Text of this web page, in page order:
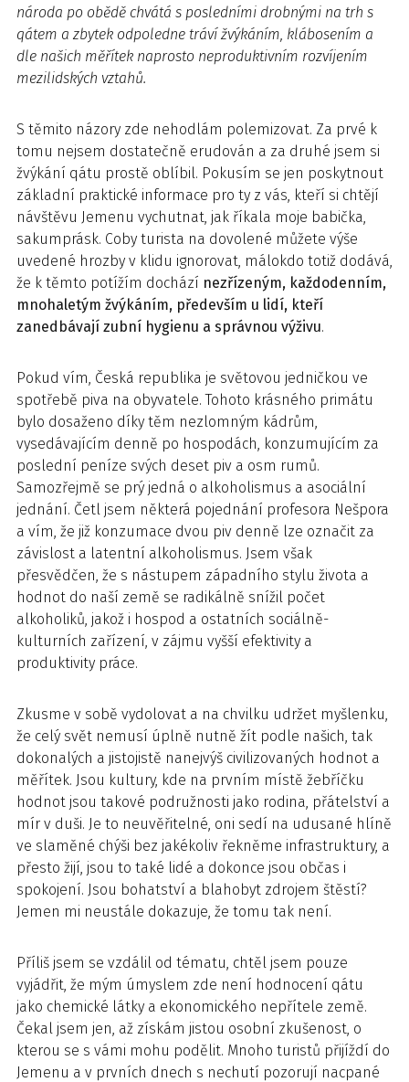
národa po obědě chvátá s posledními drobnými na trh s
qátem a zbytek odpoledne tráví žvýkáním, klábosením a
dle našich měřítek naprosto neproduktivním rozvíjením
mezilidských vztahů.
S těmito názory zde nehodlám polemizovat. Za prvé k
tomu nejsem dostatečně erudován a za druhé jsem si
žvýkání qátu prostě oblíbil. Pokusím se jen poskytnout
základní praktické informace pro ty z vás, kteří si chtějí
návštěvu Jemenu vychutnat, jak říkala moje babička,
sakumprásk. Coby turista na dovolené můžete výše
uvedené hrozby v klidu ignorovat, málokdo totiž dodává,
že k těmto potížím dochází nezřízeným, každodenním,
mnohaletým žvýkáním, především u lidí, kteří
zanedbávají zubní hygienu a správnou výživu.
Pokud vím, Česká republika je světovou jedničkou ve
spotřebě piva na obyvatele. Tohoto krásného primátu
bylo dosaženo díky těm nezlomným kádrům,
vysedávajícím denně po hospodách, konzumujícím za
poslední peníze svých deset piv a osm rumů.
Samozřejmě se prý jedná o alkoholismus a asociální
jednání. Četl jsem některá pojednání profesora Nešpora
a vím, že již konzumace dvou piv denně lze označit za
závislost a latentní alkoholismus. Jsem však
přesvědčen, že s nástupem západního stylu života a
hodnot do naší země se radikálně snížil počet
alkoholiků, jakož i hospod a ostatních sociálně-
kulturních zařízení, v zájmu vyšší efektivity a
produktivity práce.
Zkusme v sobě vydolovat a na chvilku udržet myšlenku,
že celý svět nemusí úplně nutně žít podle našich, tak
dokonalých a jistojistě nanejvýš civilizovaných hodnot a
měřítek. Jsou kultury, kde na prvním místě žebříčku
hodnot jsou takové podružnosti jako rodina, přátelství a
mír v duši. Je to neuvěřitelné, oni sedí na udusané hlíně
ve slaměné chýši bez jakékoliv řekněme infrastruktury, a
přesto žijí, jsou to také lidé a dokonce jsou občas i
spokojení. Jsou bohatství a blahobyt zdrojem štěstí?
Jemen mi neustále dokazuje, že tomu tak není.
Příliš jsem se vzdálil od tématu, chtěl jsem pouze
vyjádřit, že mým úmyslem zde není hodnocení qátu
jako chemické látky a ekonomického nepřítele země.
Čekal jsem jen, až získám jistou osobní zkušenost, o
kterou se s vámi mohu podělit. Mnoho turistů přijíždí do
Jemenu a v prvních dnech s nechutí pozorují nacpané